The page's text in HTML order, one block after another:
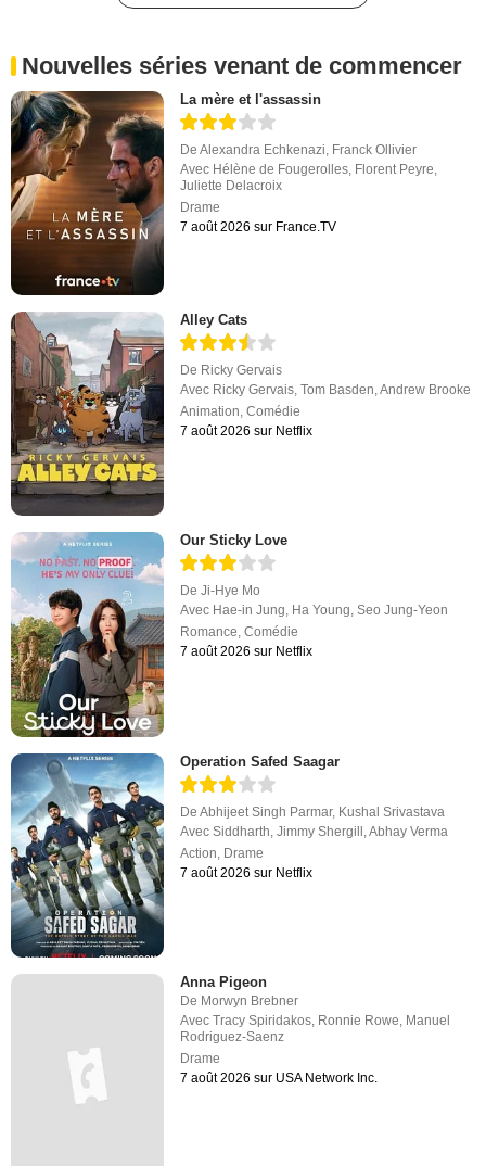
Nouvelles séries venant de commencer
La mère et l'assassin
DeAlexandra Echkenazi, Franck Ollivier
Avec Hélène de Fougerolles, Florent Peyre,
Juliette Delacroix
Drame
7 août 2026 sur France.TV
Alley Cats
De Ricky Gervais
Avec Ricky Gervais,Tom Basden,Andrew Brooke
Animation,Comédie
7 août 2026 sur Netflix
Our Sticky Love
DeJi-Hye Mo
Avec Hae-in Jung, Ha Young,Seo Jung-Yeon
Romance,Comédie
7 août 2026 sur Netflix
Operation Safed Saagar
DeAbhijeet Singh Parmar, Kushal Srivastava
AvecSiddharth ,Jimmy Shergill ,Abhay Verma
Action Drame
7 août 2026 sur Netflix
Anna Pigeon
De Morwyn Brebner
AvecTracy Spiridakos, Ronnie Rowe, Manuel
Rodriguez-Saenz
Drame
7 août 2026 sur USA Network Inc.